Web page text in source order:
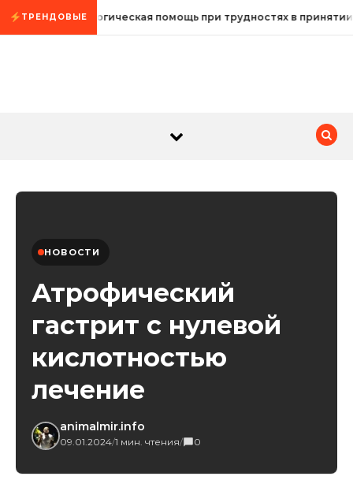
Промотать к содержимому
ТРЕНДОВЫЕ
Психологическая помощь при трудностях в
НОВОСТИ
Атрофический
гастрит с нулевой
кислотностью
лечение
animalmir.info
09.01.2024/1 мин. чтения/ 0